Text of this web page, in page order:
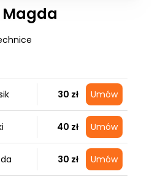
Magda
30 zł Umów
40 zł Umów
30 zł Umów